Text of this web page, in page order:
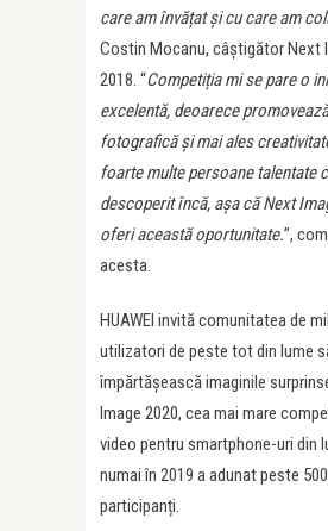
care am învățat și cu care am
Costin Mocanu, câștigător Next
2018. “Competiția mi se pare o
excelentă, deoarece
fotografică și mai ales
foarte multe persoane talentate
descoperit încă, așa că Next
oferi această oportunitate.”,
acesta.
HUAWEI invită comunitatea de
utilizatori de peste tot din lume
împărtășească imaginile
Image 2020, cea mai mare
video pentru smartphone-uri din
numai în 2019 a adunat peste
participanți.